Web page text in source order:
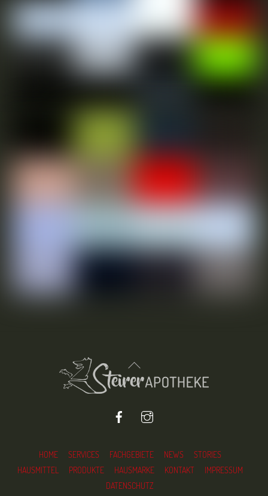
Back
To
Facebook
HOME SERVICES FACHGEBIETE NEWS
STORIES
HAUSMITTEL
PRODUKTE HAUSMARKE KONTAKT
IMPRESSUM
DATENSCHUTZ